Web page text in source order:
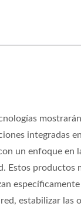
integradas
un enfoque en
Estos productos
estabilizar las